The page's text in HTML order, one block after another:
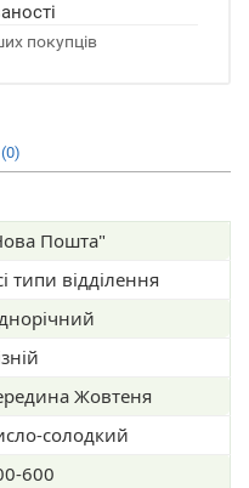
покупців
Пошта"
типи відділення
Жовтеня
солодкий
600